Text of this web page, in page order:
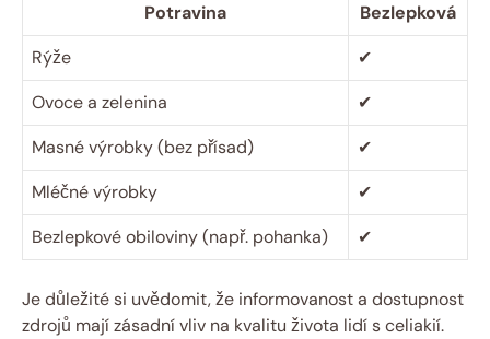
Potravina
Bezlepková
Rýže
✔
Ovoce a zelenina
✔
Masné výrobky (bez přísad)
✔
Mléčné výrobky
✔
Bezlepkové obiloviny (např. pohanka)
✔
Je důležité si uvědomit, že informovanost a dostupnost
zdrojů mají zásadní vliv na kvalitu života lidí s celiakií.